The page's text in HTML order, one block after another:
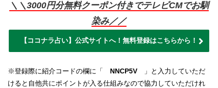
＼＼3000円分無料クーポン付きでテレビCMでお馴
染み／／
【ココナラ占い】公式サイトへ！無料登録はこちらから！
※登録際に紹介コードの欄に「 NNCP5V 」と入力していただ
けると自他共にポイントが入る仕組みなので協力していただけれ